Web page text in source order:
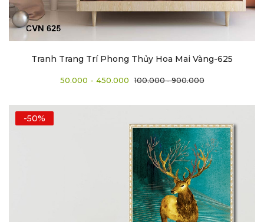
Tranh Trang Trí Phong Thủy Hoa Mai Vàng-625
50.000 - 450.000 100.000 - 900.000
-50%